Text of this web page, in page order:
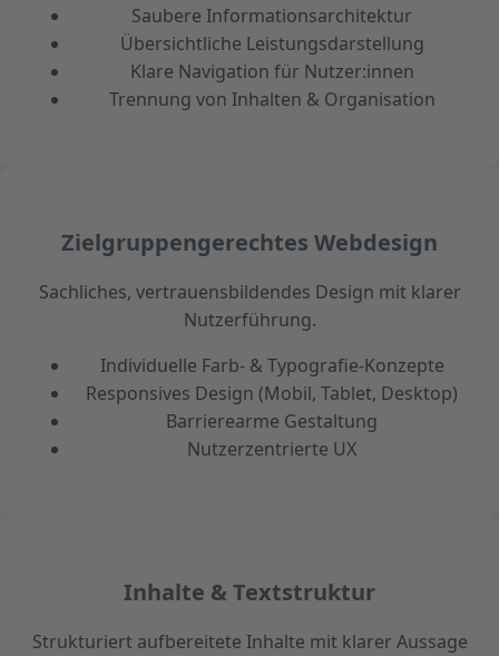
Saubere Informationsarchitektur
Übersichtliche Leistungsdarstellung
Klare Navigation für Nutzer:innen
Trennung von Inhalten & Organisation
Zielgruppengerechtes Webdesign
Sachliches, vertrauensbildendes Design mit klarer
Nutzerführung.
Individuelle Farb- & Typografie-Konzepte
Responsives Design (Mobil, Tablet, Desktop)
Barrierearme Gestaltung
Nutzerzentrierte UX
Inhalte & Textstruktur
Strukturiert aufbereitete Inhalte mit klarer Aussage